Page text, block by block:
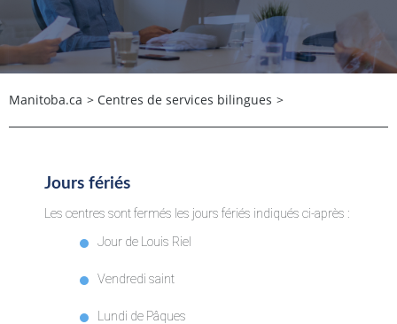
Manitoba.ca > Centres de services bilingues >
Jours fériés
Les centres sont fermés les jours fériés indiqués ci-après :
Jour de Louis Riel
Vendredi saint
Lundi de Pâques